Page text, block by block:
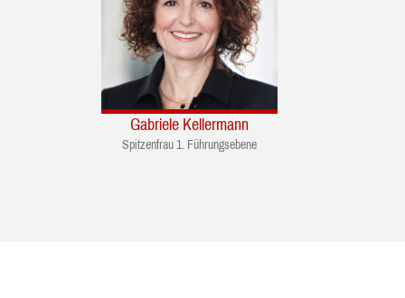
Gabriele Kellermann
Spitzenfrau 1. Führungsebene